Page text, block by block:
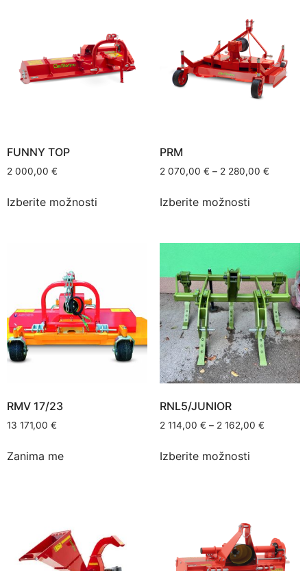
FUNNY TOP
2 000,00 €
Izberite možnosti
PRM
2 070,00 € – 2 280,00 €
Izberite možnosti
RMV 17/23
13 171,00 €
Zanima me
RNL5/JUNIOR
2 114,00 € – 2 162,00 €
Izberite možnosti